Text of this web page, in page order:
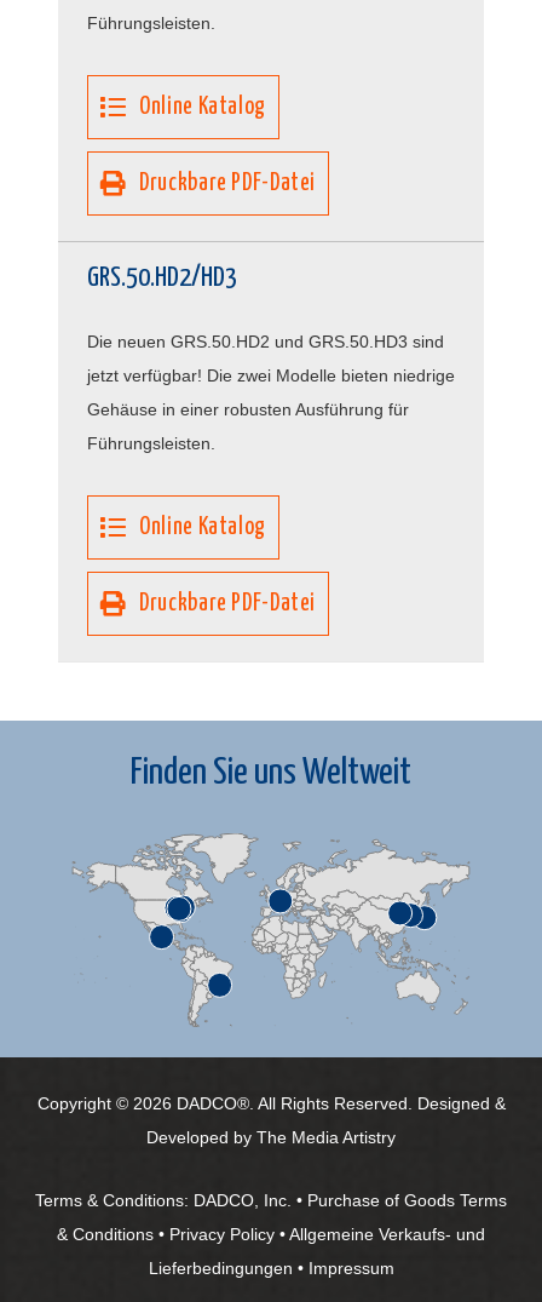
Führungsleisten.
Online Katalog
Druckbare PDF-Datei
GRS.50.HD2/HD3
Die neuen GRS.50.HD2 und GRS.50.HD3 sind
jetzt verfügbar! Die zwei Modelle bieten niedrige
Gehäuse in einer robusten Ausführung für
Führungsleisten.
Online Katalog
Druckbare PDF-Datei
Finden Sie uns Weltweit
Copyright © 2026 DADCO®. All Rights Reserved. Designed &
Developed by The Media Artistry
Terms & Conditions: DADCO, Inc. • Purchase of Goods Terms
& Conditions • Privacy Policy •Allgemeine Verkaufs- und
Lieferbedingungen • Impressum